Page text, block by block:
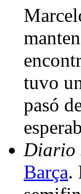
tuvo
pasó
Diario
Barça.